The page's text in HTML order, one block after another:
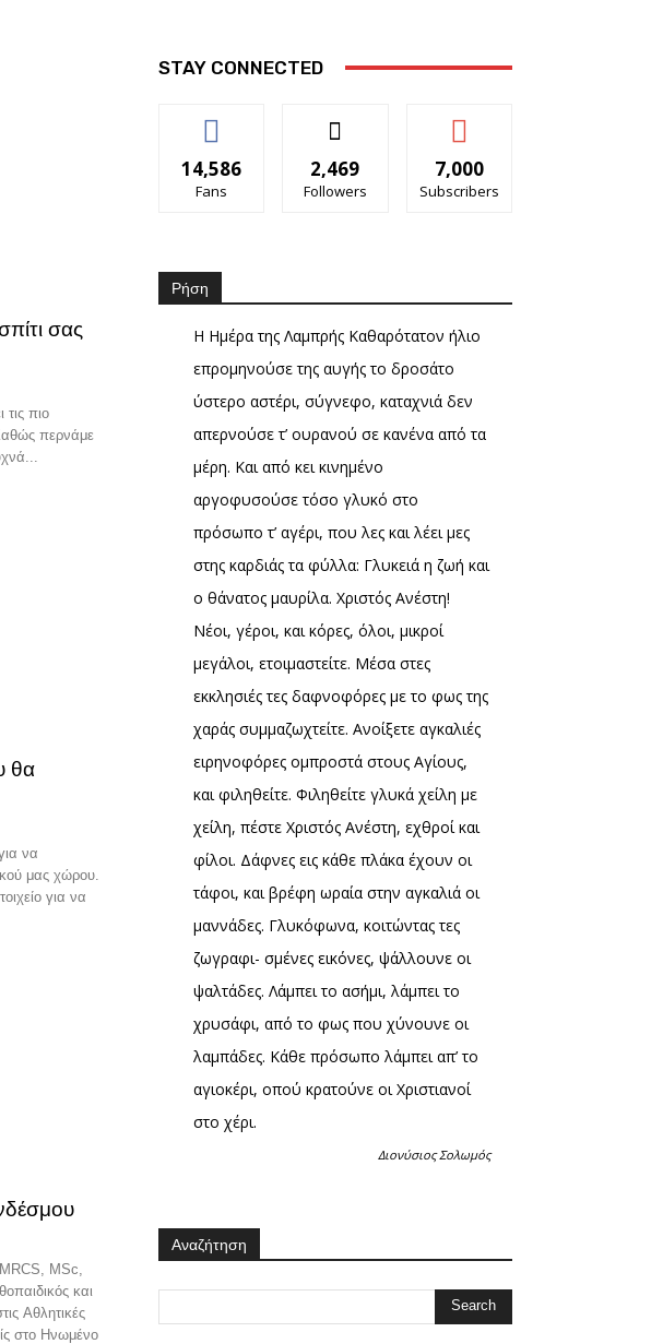
σας
περνάμε
θα
να
μας χώρου.
για να
MSc,
και
Αθλητικές
στο Ηνωμένο
STAY CONNECTED
14,586
Fans
2,469
Followers
7,000
Subscribers
Ρήση
Η Ημέρα της Λαμπρής Καθαρότατον ήλιο
επρομηνούσε της αυγής το δροσάτο
ύστερο αστέρι, σύγνεφο, καταχνιά δεν
απερνούσε τ’ ουρανού σε κανένα από τα
μέρη. Και από κει κινημένο
αργοφυσούσε τόσο γλυκό στο
πρόσωπο τ’ αγέρι, που λες και λέει μες
στης καρδιάς τα φύλλα: Γλυκειά η ζωή και
ο θάνατος μαυρίλα. Χριστός Ανέστη!
Νέοι, γέροι, και κόρες, όλοι, μικροί
μεγάλοι, ετοιμαστείτε. Μέσα στες
εκκλησιές τες δαφνοφόρες με το φως της
χαράς συμμαζωχτείτε. Ανοίξετε αγκαλιές
ειρηνοφόρες ομπροστά στους Αγίους,
και φιληθείτε. Φιληθείτε γλυκά χείλη με
χείλη, πέστε Χριστός Ανέστη, εχθροί και
φίλοι. Δάφνες εις κάθε πλάκα έχουν οι
τάφοι, και βρέφη ωραία στην αγκαλιά οι
μαννάδες. Γλυκόφωνα, κοιτώντας τες
ζωγραφι- σμένες εικόνες, ψάλλουνε οι
ψαλτάδες. Λάμπει το ασήμι, λάμπει το
χρυσάφι, από το φως που χύνουνε οι
λαμπάδες. Κάθε πρόσωπο λάμπει απ’ το
αγιοκέρι, οπού κρατούνε οι Χριστιανοί
στο χέρι.
Διονύσιος Σολωμός
Αναζήτηση